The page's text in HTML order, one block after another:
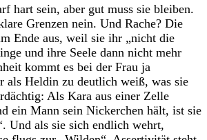
hart sein, aber gut muss sie bleiben.
Grenzen nein. Und Rache? Die
Ende aus, weil sie ihr „nicht die
und ihre Seele dann nicht mehr
kommt es bei der Frau ja
als Heldin zu deutlich weiß, was sie
Als Kara aus einer Zelle
ein Mann sein Nickerchen hält, ist sie
Und als sie sich endlich wehrt,